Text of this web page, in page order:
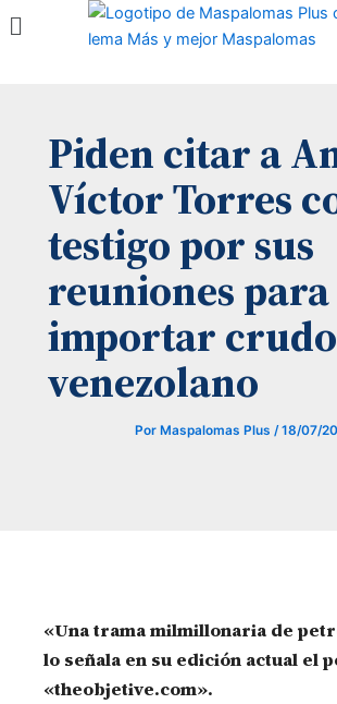
Menú
Piden citar a
Víctor Torres
testigo por sus
reuniones para
importar crudo
venezolano
Por Maspalomas Plus /18/07/
«Una trama milmillonaria de
lo señala en su edición actual el
«theobjetive.com».